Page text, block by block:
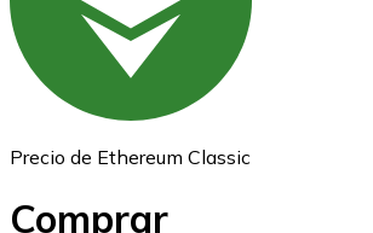
ETH
Precio de Ethereum Classic
Comprar